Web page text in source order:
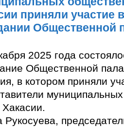
приняли участие
Общественной
2025 года
Общественной
в котором приняли
Хакасии.
Рукосуева,